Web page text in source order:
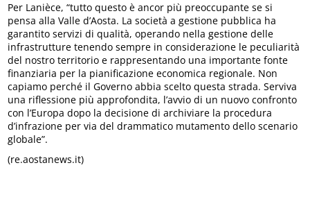
Per Lanièce, “tutto questo è ancor più preoccupante se si
pensa alla Valle d’Aosta. La società a gestione pubblica ha
garantito servizi di qualità, operando nella gestione delle
infrastrutture tenendo sempre in considerazione le peculiarità
del nostro territorio e rappresentando una importante fonte
finanziaria per la pianificazione economica regionale. Non
capiamo perché il Governo abbia scelto questa strada. Serviva
una riflessione più approfondita, l’avvio di un nuovo confronto
con l’Europa dopo la decisione di archiviare la procedura
d’infrazione per via del drammatico mutamento dello scenario
globale”.
(re.aostanews.it)